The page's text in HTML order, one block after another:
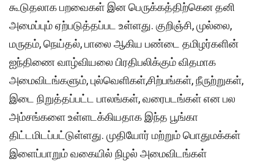
கூடுதலாக பறவைகள் இன பெருக்கத்திற்கென தனி
அமைப்பும் ஏற்படுத்தப்பட உள்ளது. குறிஞ்சி, முல்லை,
மருதம், நெய்தல், பாலை ஆகிய பண்டை தமிழர்களின்
ஐந்திணை வாழ்வியலை பிரதிபலிக்கும் விதமாக
அமைவிடங்களும், புல்வெளிகள்,சிற்பங்கள், நீருற்றுகள்,
இடை நிறுத்தப்பட்ட பாலங்கள், வரைபடங்கள் என பல
அம்சங்களை உள்ளடக்கியதாக இந்த பூங்கா
திட்டமிடப்பட்டுள்ளது. முதியோர் மற்றும் பொதுமக்கள்
இளைப்பாறும் வகையில் நிழல் அமைவிடங்கள்